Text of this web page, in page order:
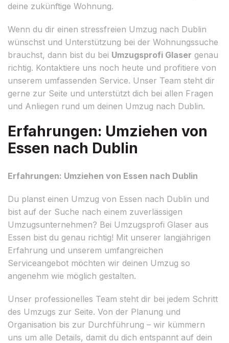
deine zukünftige Wohnung.
Wenn du dir einen stressfreien Umzug nach Dublin
wünschst und Unterstützung bei der Wohnungssuche
brauchst, dann bist du bei Umzugsprofi Glaser genau
richtig. Kontaktiere uns noch heute und profitiere von
unserem umfassenden Service. Unser Team steht dir
gerne zur Seite und unterstützt dich bei allen Fragen
und Anliegen rund um deinen Umzug nach Dublin.
Erfahrungen: Umziehen von
Essen nach Dublin
Erfahrungen: Umziehen von Essen nach Dublin
Du planst einen Umzug von Essen nach Dublin und
bist auf der Suche nach einem zuverlässigen
Umzugsunternehmen? Bei Umzugsprofi Glaser aus
Essen bist du genau richtig! Mit unserer langjährigen
Erfahrung und unserem umfangreichen
Serviceangebot möchten wir deinen Umzug so
angenehm wie möglich gestalten.
Unser professionelles Team steht dir bei jedem Schritt
des Umzugs zur Seite. Von der Planung und
Organisation bis zur Durchführung – wir kümmern
uns um alle Details, damit du dich entspannt auf dein